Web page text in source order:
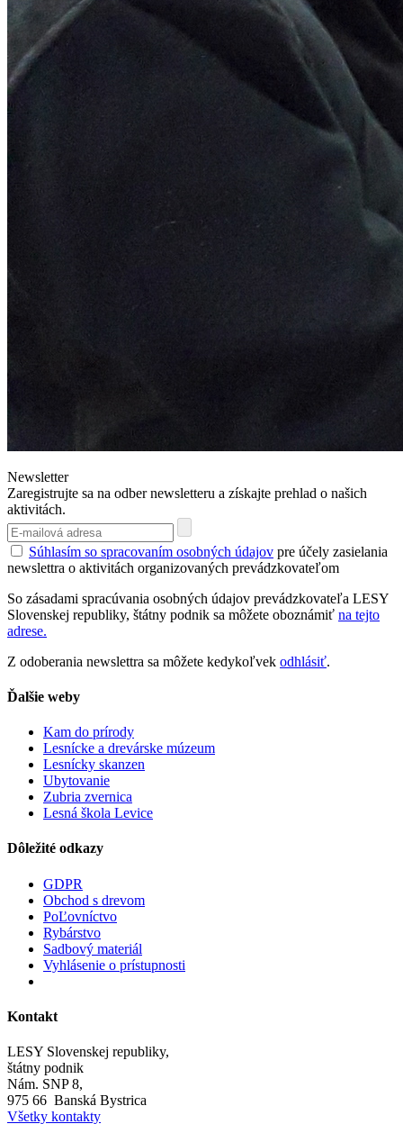
Newsletter
Zaregistrujte sa na odber newsletteru a získajte prehlad o našich
aktivitách.
Súhlasím so spracovaním osobných údajov pre účely zasielania
newslettra o aktivitách organizovaných prevádzkovateľom
So zásadami spracúvania osobných údajov prevádzkovateľa LESY
Slovenskej republiky, štátny podnik sa môžete oboznámiť na tejto
adrese.
Z odoberania newslettra sa môžete kedykoľvek odhlásiť.
Ďalšie weby
Kam do prírody
Lesnícke a drevárske múzeum
Lesnícky skanzen
Ubytovanie
Zubria zvernica
Lesná škola Levice
Dôležité odkazy
GDPR
Obchod s drevom
PoĽovníctvo
Rybárstvo
Sadbový materiál
Vyhlásenie o prístupnosti
Kontakt
LESY Slovenskej republiky,
štátny podnik
Nám. SNP 8,
975 66 Banská Bystrica
Všetky kontakty